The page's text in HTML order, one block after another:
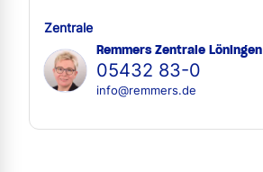
Zentrale
Remmers Zentrale Löningen
05432 83-0
info@remmers.de